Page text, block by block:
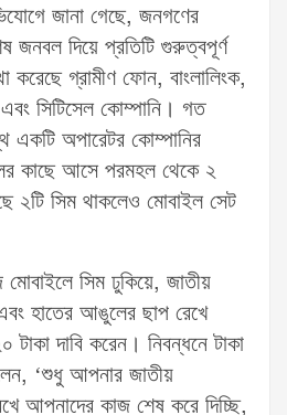
জানা গেছে, জনগণের
জনবল দিয়ে প্রতিটি গুরুত্বপূর্ণ
করেছে গ্রামীণ ফোন, বাংলালিংক,
সিটিসেল কোম্পানি। গত
অপারেটর কোম্পানির
কাছে আসে পরমহল থেকে ২
২টি সিম থাকলেও মোবাইল সেট
সিম ঢুকিয়ে, জাতীয়
হাতের আঙুলের ছাপ রেখে
দাবি করেন। নিবন্ধনে টাকা
‘শুধু আপনার জাতীয়
আপনাদের কাজ শেষ করে দিচ্ছি,